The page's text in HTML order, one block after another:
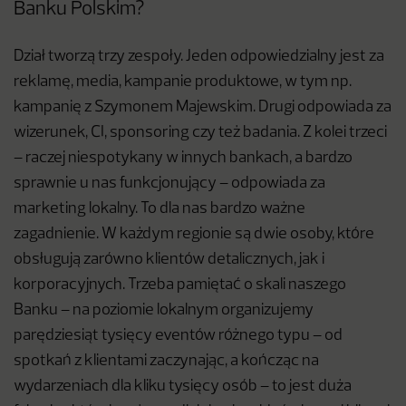
Banku Polskim?
Dział tworzą trzy zespoły. Jeden odpowiedzialny jest za
reklamę, media, kampanie produktowe, w tym np.
kampanię z Szymonem Majewskim. Drugi odpowiada za
wizerunek, CI, sponsoring czy też badania. Z kolei trzeci
– raczej niespotykany w innych bankach, a bardzo
sprawnie u nas funkcjonujący – odpowiada za
marketing lokalny. To dla nas bardzo ważne
zagadnienie. W każdym regionie są dwie osoby, które
obsługują zarówno klientów detalicznych, jak i
korporacyjnych. Trzeba pamiętać o skali naszego
Banku – na poziomie lokalnym organizujemy
parędziesiąt tysięcy eventów różnego typu – od
spotkań z klientami zaczynając, a kończąc na
wydarzeniach dla kliku tysięcy osób – to jest duża